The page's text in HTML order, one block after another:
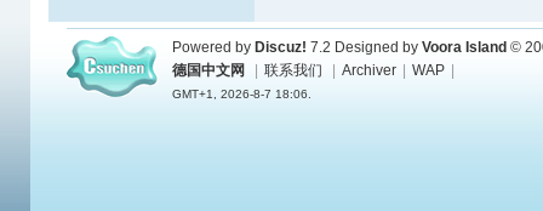
Powered by Discuz! 7.2 Designed by Voora Island ©
德国中文网
联系我们 Archiver WAP
GMT+1, 2026-8-7 18:06.